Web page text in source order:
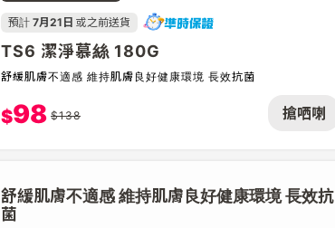
搶哂喇
預計 7月21日 或之前送貨
TS6 潔淨慕絲 180G
舒緩肌膚不適感 維持肌膚良好健康環境 長效抗菌
$98 $138
舒緩肌膚不適感 維持肌膚良好健康環境 長效抗
菌